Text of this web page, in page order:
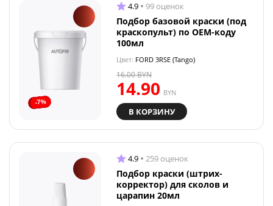
-7%
4.9 99 оценок
Подбор базовой краски (под
краскопульт) по OEM-коду
100мл
Цвет: FORD 3RSE (Tango)
14.90 BYN
16.00BYN
В КОРЗИНУ
4.9 259 оценок
Подбор краски (штрих-
корректор) для сколов и
царапин 20мл